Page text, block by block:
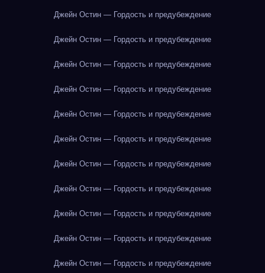
Джейн Остин — Гордость и предубеждение
Джейн Остин — Гордость и предубеждение
Джейн Остин — Гордость и предубеждение
Джейн Остин — Гордость и предубеждение
Джейн Остин — Гордость и предубеждение
Джейн Остин — Гордость и предубеждение
Джейн Остин — Гордость и предубеждение
Джейн Остин — Гордость и предубеждение
Джейн Остин — Гордость и предубеждение
Джейн Остин — Гордость и предубеждение
Джейн Остин — Гордость и предубеждение